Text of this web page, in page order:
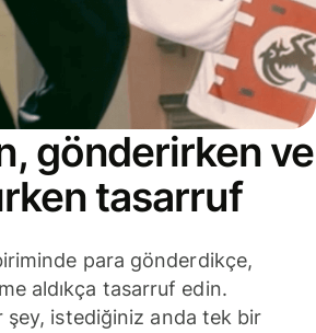
gönderirken ve
tasarruf
para gönderdikçe,
aldıkça tasarruf edin.
şey, istediğiniz anda tek bir